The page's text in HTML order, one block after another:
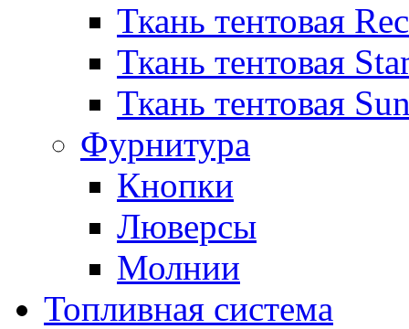
Ткань тентовая
Ткань тентовая
Ткань тентовая
Фурнитура
Кнопки
Люверсы
Молнии
Топливная система